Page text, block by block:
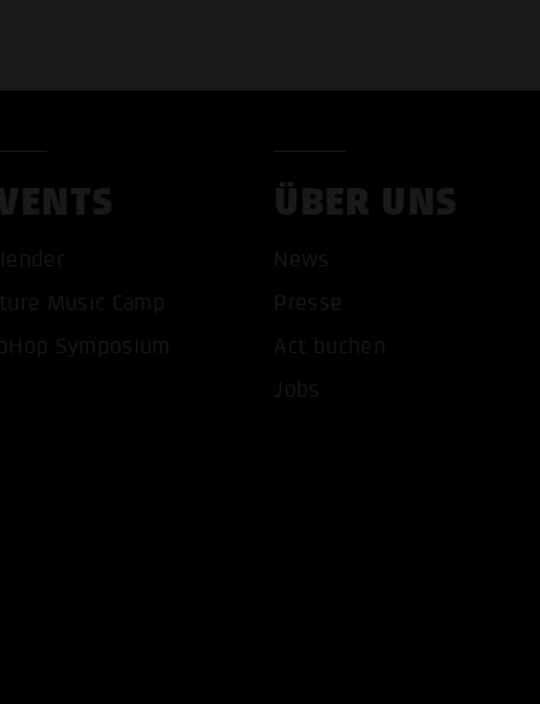
AKZEPTIEREN ALLE COOKIES
Music Camp
Symposium
ÜBER UNS
News
Presse
Act buchen
Jobs